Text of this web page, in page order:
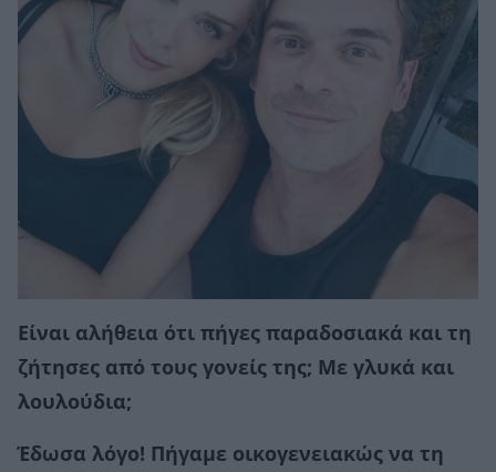
Είναι αλήθεια ότι πήγες παραδοσιακά και τη
ζήτησες από τους γονείς της; Με γλυκά και
λουλούδια;
Έδωσα λόγο! Πήγαμε οικογενειακώς να τη